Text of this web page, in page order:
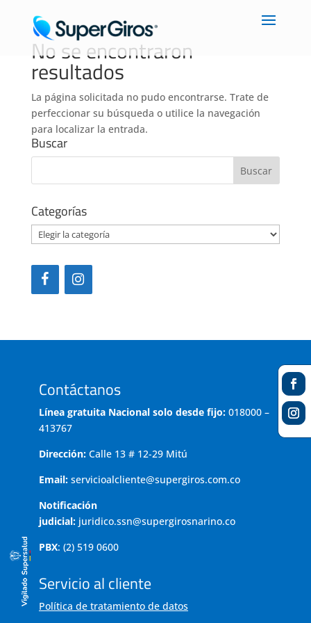
No se encontraron
resultados
La página solicitada no pudo encontrarse. Trate de
perfeccionar su búsqueda o utilice la navegación
para localizar la entrada.
Buscar
Categorías
Categorías
Contáctanos
Línea gratuita Nacional solo desde fijo: 018000 –
413767
Dirección: Calle 13 # 12-29 Mitú
Email: servicioalcliente@supergiros.com.co
Notificación
judicial: juridico.ssn@supergirosnarino.co
PBX: (2) 519 0600
Servicio al cliente
Política de tratamiento de datos